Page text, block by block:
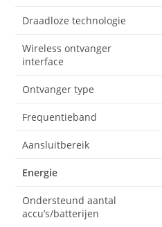
Draadloze technologie
Wireless ontvanger
interface
Ontvanger type
Frequentieband
Aansluitbereik
Energie
Ondersteund aantal
accu’s/batterijen